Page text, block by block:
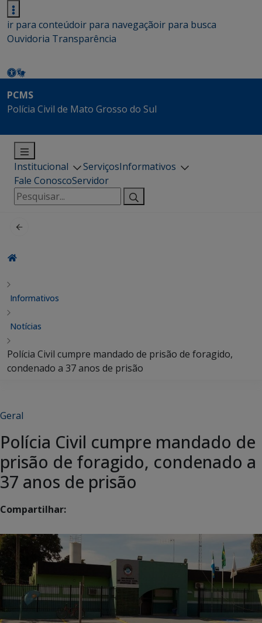
ir para conteúdoir para navegaçãoir para busca
Ouvidoria Transparência
PCMS
Polícia Civil de Mato Grosso do Sul
Institucional ServiçosInformativos
Fale ConoscoServidor
Pesquisar
por:
Informativos
Notícias
Polícia Civil cumpre mandado de prisão de foragido,
condenado a 37 anos de prisão
Geral
Polícia Civil cumpre mandado de
prisão de foragido, condenado a
37 anos de prisão
Compartilhar: